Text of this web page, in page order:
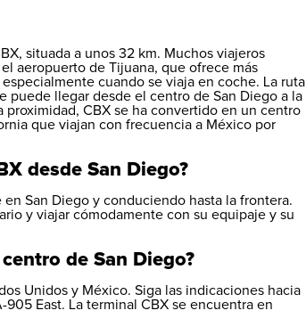
situada a unos 32 km. Muchos viajeros
aeropuerto de Tijuana, que ofrece más
cuando se viaja en coche. La ruta
puede llegar desde el centro de San Diego a la
CBX se ha convertido en un centro
que viajan con frecuencia a México por
desde San Diego?
San Diego y conduciendo hasta la frontera.
y viajar cómodamente con su equipaje y su
de San Diego?
Unidos y México. Siga las indicaciones hacia
East. La terminal CBX se encuentra en